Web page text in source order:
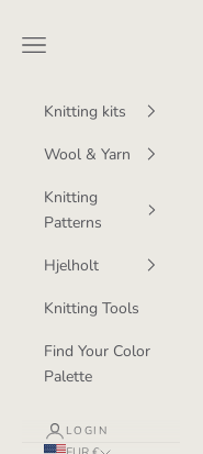
Navigation menu
Knitting kits
Wool & Yarn
Knitting
Patterns
Hjelholt
Knitting Tools
Find Your Color
Palette
LOGIN